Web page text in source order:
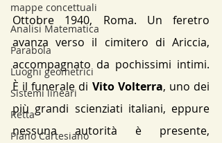
mappe concettuali
Analisi Matematica
Parabola
Luoghi geometrici
Sistemi lineari
Retta
Piano Cartesiano
Ottobre 1940, Roma. Un feretro
avanza verso il cimitero di Ariccia,
accompagnato da pochissimi intimi.
È il funerale di Vito Volterra, uno dei
più grandi scienziati italiani, eppure
nessuna autorità è presente,